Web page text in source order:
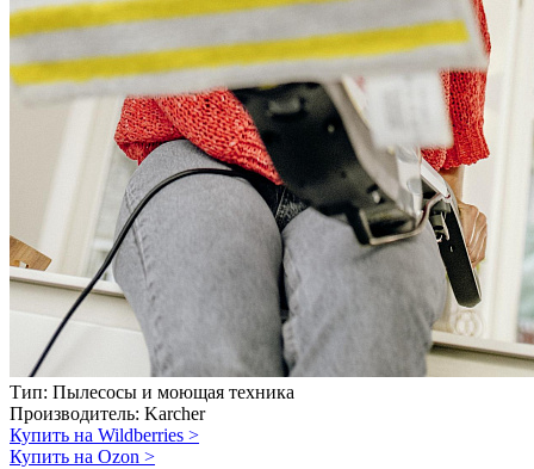
Тип: Пылесосы и моющая техника
Производитель: Karcher
Купить на Wildberries >
Купить на Ozon >